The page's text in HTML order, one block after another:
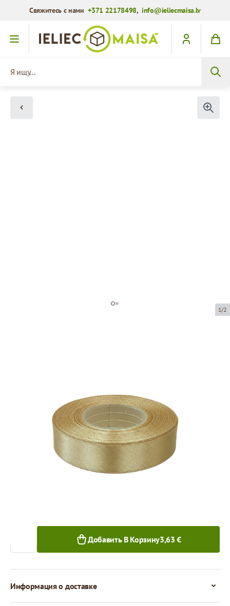
Свяжитесь с нами+371 22178498,info@ieliecmaisa.lv
Перейти к содержимому
1/2
Tовар можно получить в пункте выдачи.
Цена за 1 штуку
3,63 €
Добавить В Корзину3,63 €
Информация о доставке